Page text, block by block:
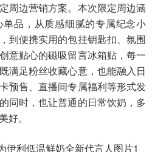
周边营销方案。本次限定周边涵
品，从质感细腻的专属纪念小
到便携实用的包挂钥匙扣、氛围
意贴心的磁吸留言冰箱贴，每一
满足粉丝收藏心意，也能融入日
预售、直播间专属福利等形式发
同时，也让普通的日常饮奶，多
好。